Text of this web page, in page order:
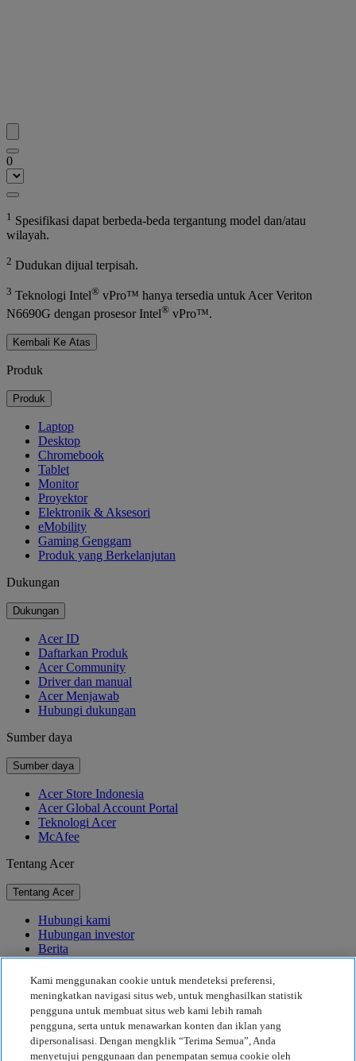
0
1 Spesifikasi dapat berbeda-beda tergantung model dan/atau
wilayah.
2 Dudukan dijual terpisah.
3 Teknologi Intel® vPro™ hanya tersedia untuk Acer Veriton
N6690G dengan prosesor Intel® vPro™.
Kembali Ke Atas
Produk
Produk
Laptop
Desktop
Chromebook
Tablet
Monitor
Proyektor
Elektronik & Aksesori
eMobility
Gaming Genggam
Produk yang Berkelanjutan
Dukungan
Dukungan
Acer ID
Daftarkan Produk
Acer Community
Driver dan manual
Acer Menjawab
Hubungi dukungan
Sumber daya
Sumber daya
Acer Store Indonesia
Acer Global Account Portal
Teknologi Acer
McAfee
Tentang Acer
Tentang Acer
Hubungi kami
Hubungan investor
Berita
Penghargaan
Acara
Keberlanjutan
Keberlanjutan
Kami menggunakan cookie untuk mendeteksi preferensi,
meningkatkan navigasi situs web, untuk menghasilkan statistik
pengguna untuk membuat situs web kami lebih ramah
pengguna, serta untuk menawarkan konten dan iklan yang
dipersonalisasi. Dengan mengklik “Terima Semua”, Anda
menyetujui penggunaan dan penempatan semua cookie oleh